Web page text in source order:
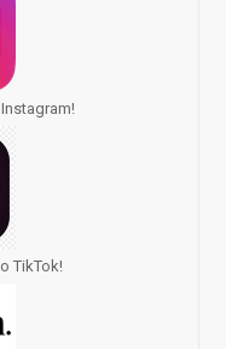
TikTok!